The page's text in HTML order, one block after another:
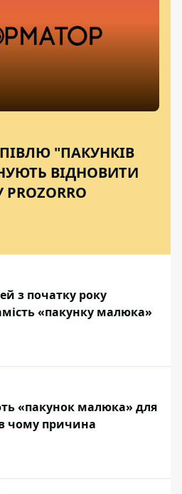
"ПАКУНКІВ
ВІДНОВИТИ
з початку року
«пакунку малюка»
«пакунок малюка» для
чому причина